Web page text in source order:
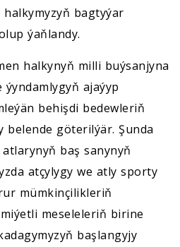
bagtyýar
ýaňlandy.
halkynyň milli buýsanjyna
ajaýyp
behişdi bedewleriň
belende göterilýär. Şunda
baş sanynyň
atçylygy we atly sporty
mümkinçilikleriň
meseleleriň birine
başlangyjy